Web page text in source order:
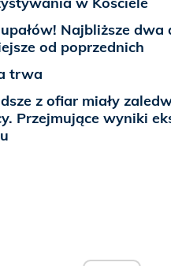
Najbliższe dwa
od poprzednich
trwa
z ofiar miały
Przejmujące wyniki